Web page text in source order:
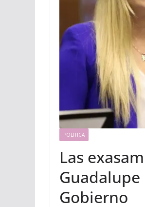
POLITICA
Las
Gobierno